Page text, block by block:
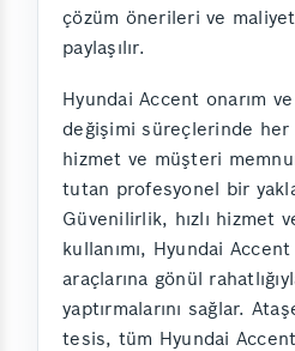
çözüm önerileri ve
paylaşılır.
Hyundai Accent onarım
değişimi süreçlerinde her
hizmet ve müşteri
tutan profesyonel bir
Güvenilirlik, hızlı hizmet
kullanımı, Hyundai
araçlarına gönül
yaptırmalarını sağlar.
tesis, tüm Hyundai Accent